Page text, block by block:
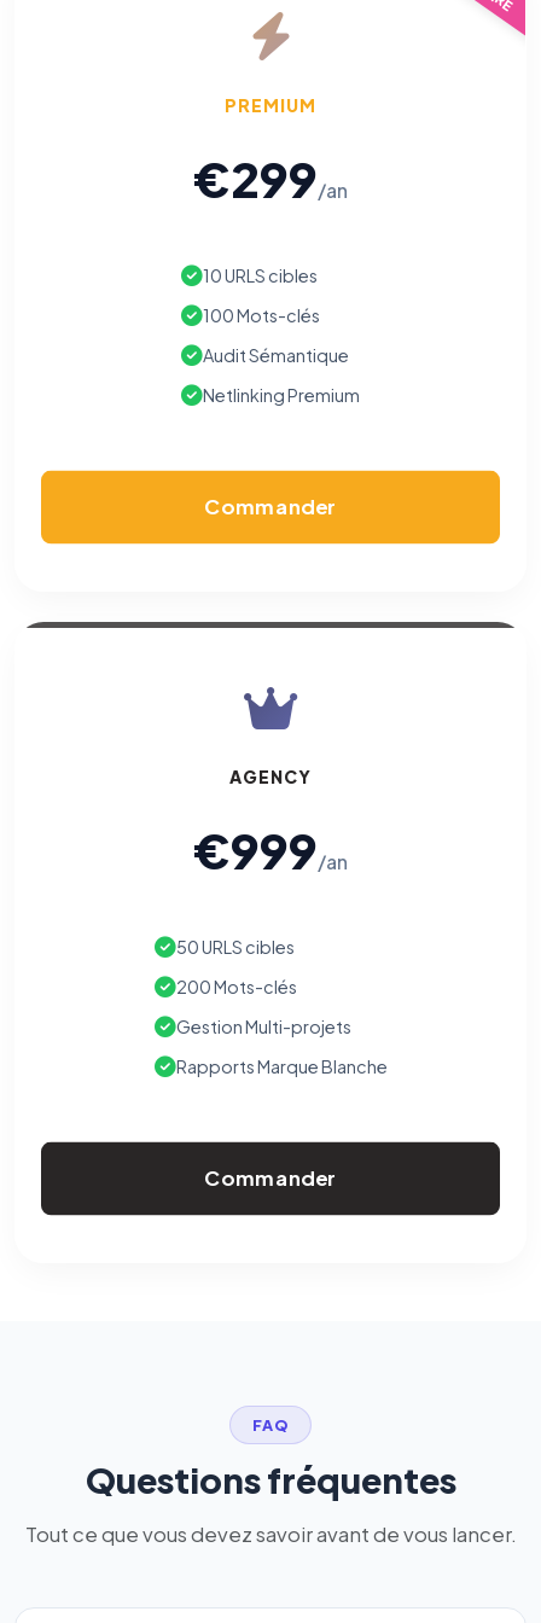
PREMIUM
€299/an
10 URLS cibles
100 Mots-clés
Audit Sémantique
Netlinking Premium
Commander
AGENCY
€999/an
50 URLS cibles
200 Mots-clés
Gestion Multi-projets
Rapports Marque Blanche
Commander
FAQ
Questions fréquentes
Tout ce que vous devez savoir avant de vous lancer.